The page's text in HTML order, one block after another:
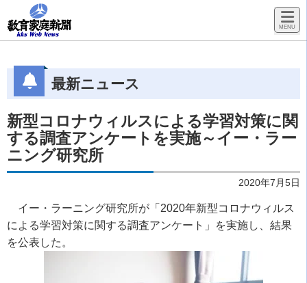
最新ニュース
新型コロナウィルスによる学習対策に関
する調査アンケートを実施～イー・ラー
ニング研究所
2020年7月5日
イー・ラーニング研究所が「2020年新型コロナウィルス
による学習対策に関する調査アンケート」を実施し、結果
を公表した。